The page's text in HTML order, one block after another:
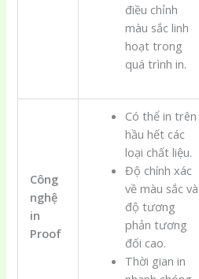
điều chỉnh
màu sắc linh
hoạt trong
quá trình in.
Công
nghệ
in
Proof
Có thể in trên
hầu hết các
loại chất liệu.
Độ chính xác
về màu sắc và
độ tương
phản tương
đối cao.
Thời gian in